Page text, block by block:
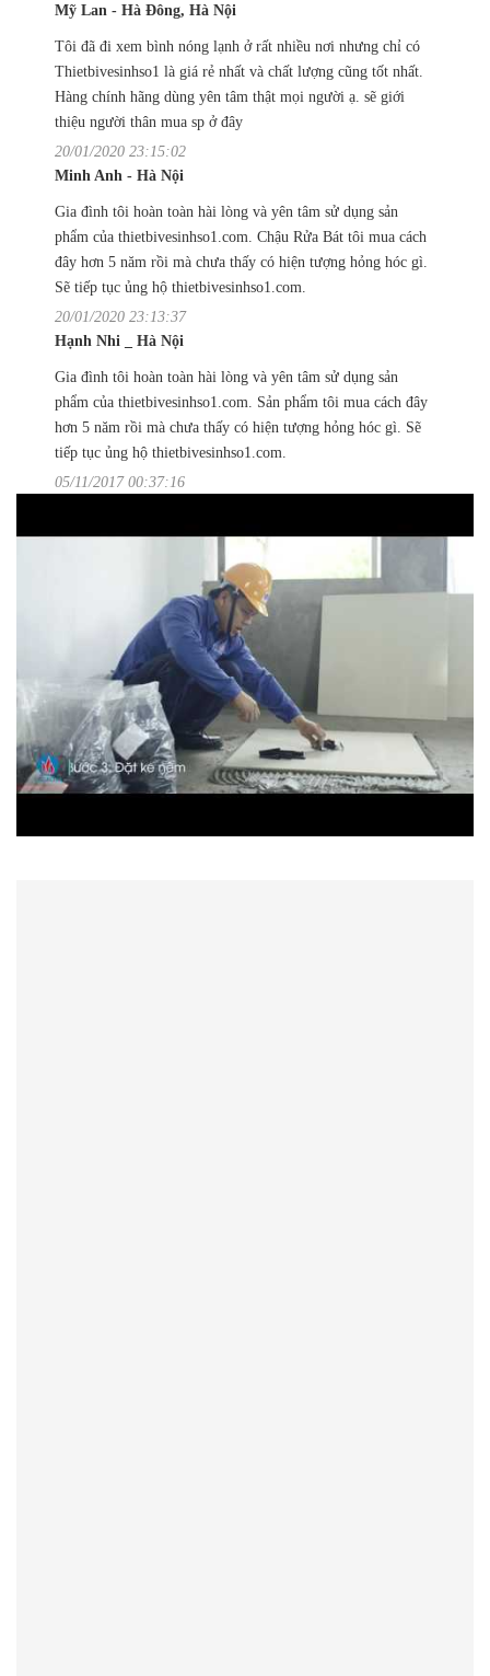
Mỹ Lan - Hà Đông, Hà Nội
Tôi đã đi xem bình nóng lạnh ở rất nhiều nơi nhưng chỉ có
Thietbivesinhso1 là giá rẻ nhất và chất lượng cũng tốt nhất.
Hàng chính hãng dùng yên tâm thật mọi người ạ. sẽ giới
thiệu người thân mua sp ở đây
20/01/2020 23:15:02
Minh Anh - Hà Nội
Gia đình tôi hoàn toàn hài lòng và yên tâm sử dụng sản
phẩm của thietbivesinhso1.com. Chậu Rửa Bát tôi mua cách
đây hơn 5 năm rồi mà chưa thấy có hiện tượng hỏng hóc gì.
Sẽ tiếp tục ủng hộ thietbivesinhso1.com.
20/01/2020 23:13:37
Hạnh Nhi _ Hà Nội
Gia đình tôi hoàn toàn hài lòng và yên tâm sử dụng sản
phẩm của thietbivesinhso1.com. Sản phẩm tôi mua cách đây
hơn 5 năm rồi mà chưa thấy có hiện tượng hỏng hóc gì. Sẽ
tiếp tục ủng hộ thietbivesinhso1.com.
05/11/2017 00:37:16